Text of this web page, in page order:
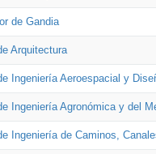
de Gandia
Arquitectura
Ingeniería Aeroespacial y
Ingeniería Agronómica y del
Ingeniería de Caminos,